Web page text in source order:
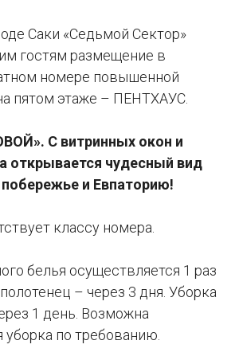
Саки «Седьмой Сектор»
гостям размещение в
номере повышенной
пятом этаже – ПЕНТХАУС.
С витринных окон и
открывается чудесный вид
и Евпаторию!
классу номера.
белья осуществляется 1 раз
– через 3 дня. Уборка
1 день. Возможна
уборка по требованию.